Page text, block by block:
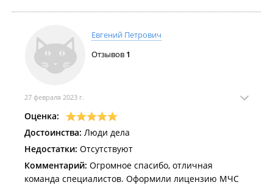
Евгений Петрович
Отзывов 1
27 февраля 2023 г.
Оценка:
Достоинства: Люди дела
Недостатки: Отсутствуют
Комментарий: Огромное спасибо, отличная
команда специалистов. Оформили лицензию МЧС